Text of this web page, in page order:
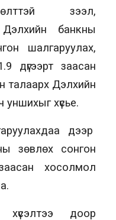
зээл,
банкны
шалгаруулах,
дүгээрт заасан
талаарх Дэлхийн
хүсье.
дээр
зөвлөх сонгон
хосолмол
хүсэлтээ доор